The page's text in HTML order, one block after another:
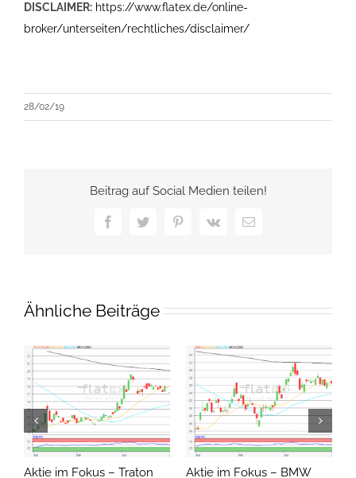
DISCLAIMER: https://www.flatex.de/online-
broker/unterseiten/rechtliches/disclaimer/
28/02/19
Beitrag auf Social Medien teilen!
FacebookTwitterPinterest
Vk
E-
Ähnliche Beiträge
Aktie im Fokus – Traton Aktie im Fokus – BMW